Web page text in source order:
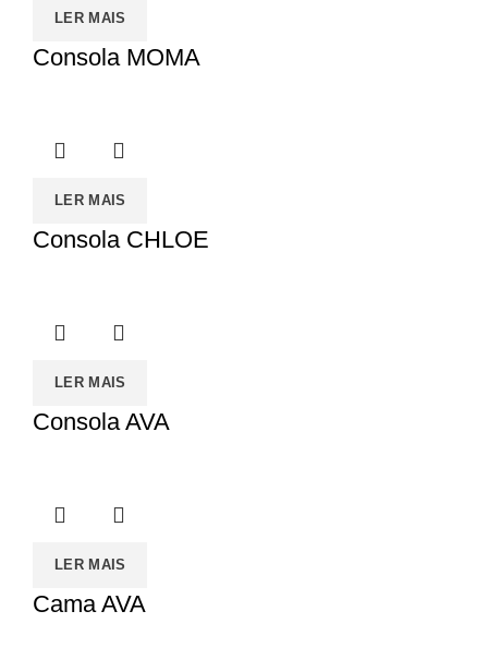
LER MAIS
Consola MOMA
LER MAIS
Consola CHLOE
LER MAIS
Consola AVA
LER MAIS
Cama AVA